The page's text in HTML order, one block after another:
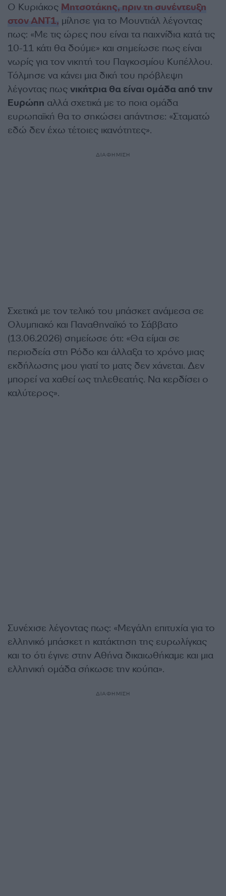
Ο Κυριάκος Μητσοτάκης, πριν τη συνέντευξη
στον ΑΝΤ1, μίλησε για το Μουντιάλ λέγοντας
πως: «Με τις ώρες που είναι τα παιχνίδια κατά τις
10-11 κάτι θα δούμε» και σημείωσε πως είναι
νωρίς για τον νικητή του Παγκοσμίου Κυπέλλου.
Τόλμησε να κάνει μια δική του πρόβλεψη
λέγοντας πως νικήτρια θα είναι ομάδα από την
Ευρώπη αλλά σχετικά με το ποια ομάδα
ευρωπαϊκή θα το σηκώσει απάντησε: «Σταματώ
εδώ δεν έχω τέτοιες ικανότητες».
ΔΙΑΦΗΜΙΣΗ
Σχετικά με τον τελικό του μπάσκετ ανάμεσα σε
Ολυμπιακό και Παναθηναϊκό το Σάββατο
(13.06.2026) σημείωσε ότι: «Θα είμαι σε
περιοδεία στη Ρόδο και άλλαξα το χρόνο μιας
εκδήλωσης μου γιατί το ματς δεν χάνεται. Δεν
μπορεί να χαθεί ως τηλεθεατής. Να κερδίσει ο
καλύτερος».
Συνέχισε λέγοντας πως: «Μεγάλη επιτυχία για το
ελληνικό μπάσκετ η κατάκτηση της ευρωλίγκας
και το ότι έγινε στην Αθήνα δικαιωθήκαμε και μια
ελληνική ομάδα σήκωσε την κούπα».
ΔΙΑΦΗΜΙΣΗ